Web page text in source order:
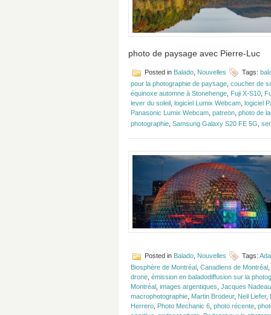
photo de paysage avec Pierre-Luc
Posted in Balado Nouvelles Tags:
pour la photographie de paysage coucher de
équinoxe automne à Stonehenge Fuji X-S10
lever du soleil logiciel Lumix Webcam logiciel
Panasonic Lumix Webcam patreon photo de
photographie Samsung Galaxy S20 FE 5G
Posted in Balado Nouvelles Tags:
Biosphère de Montréal Canadiens de Montréal
drone émission en baladodiffusion sur la
Montréal images argentiques Jacques Nadeau
macrophotographie Martin Brodeur, Neil Liefer,
Herrero Photo Mechanic 6 photo récente